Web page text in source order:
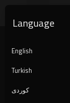
Player
Language
English
Turkish
کوردی